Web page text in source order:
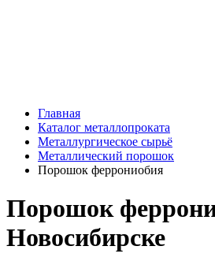
Главная
Каталог металлопроката
Металлургическое сырьё
Металлический порошок
Порошок феррониобия
Порошок
Новосибирске